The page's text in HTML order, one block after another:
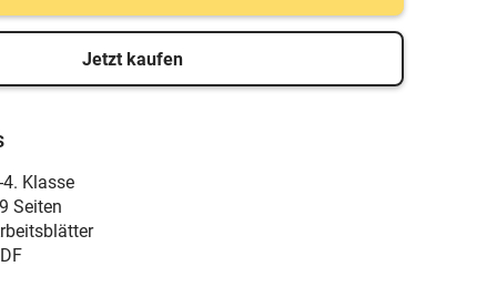
Jetzt kaufen
4. Klasse
Seiten